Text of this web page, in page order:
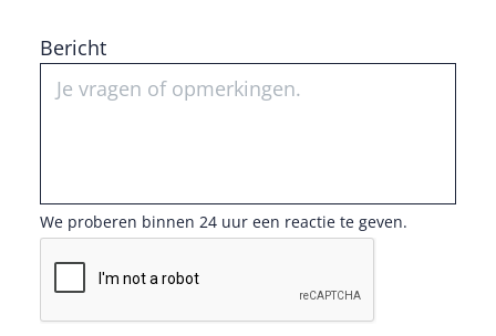
Bericht
We proberen binnen 24 uur een reactie te geven.